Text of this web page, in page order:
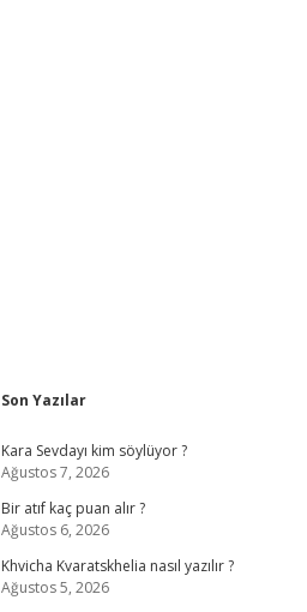
Sidebar
Son Yazılar
Kara Sevdayı kim söylüyor ?
Ağustos 7, 2026
Bir atıf kaç puan alır ?
Ağustos 6, 2026
Khvicha Kvaratskhelia nasıl yazılır ?
Ağustos 5, 2026